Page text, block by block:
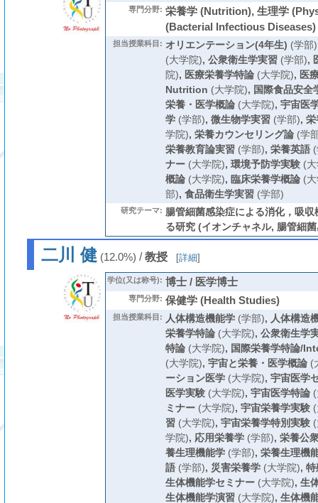
専門分野: 栄養学 (Nutrition), 生理学
(Bacterial Infectious Diseases)
担当授業科目: オリエンテーション(4年生) (学部)
(大学院), 公衆衛生学実習(学部),
院), 医療栄養学特論(大学院), 医
Nutrition (大学院), 国際食品安全
栄養・医学概論(大学院), 宇宙医
学(学部), 微生物学実習(学部), 栄
学院), 栄養カウンセリング論(学
栄養教育論実習(学部), 栄養英語(
ナー(大学院), 環境予防学実験(大
概論(大学院), 臨床栄養学概論(大
部), 食品衛生学実習(学部)
研究テーマ: 腸管細菌感染症による消化，吸
る研究 (イオンチャネル, 腸管細
二川 健 (12.0%) /教授 [詳細]
学位(又は称号): 博士 / 医学博士
専門分野: 保健学 (Health Studies)
担当授業科目: 人体構造機能学(学部), 人体構造
栄養学特論(大学院), 公衆衛生学
特論(大学院), 国際栄養学特論/
(大学院), 宇宙と栄養・医学概論(
ーション医学(大学院), 宇宙医学
医学実験(大学院), 宇宙医学特論(
ミナー(大学院), 宇宙栄養学実験(
習(大学院), 宇宙栄養学特別実験(
学院), 応用栄養学(学部), 栄養公
養生理機能学(学部), 栄養生理機
語(学部), 災害栄養学(大学院), 特
生体機能学セミナー(大学院), 生
生体機能学演習(大学院), 生体機